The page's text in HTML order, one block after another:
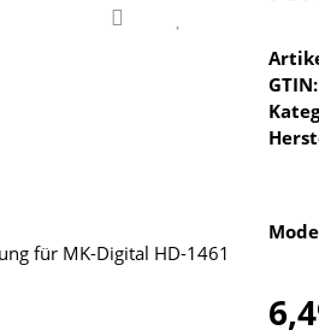
GTIN: